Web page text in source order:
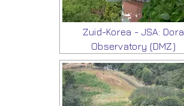
Zuid-Korea - JSA: Dora
Observatory (DMZ)